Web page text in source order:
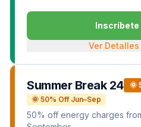
Inscríbete
Ver
Summer Break 24
🌞
🌞 50% Off Jun–Sep
50% off energy charges